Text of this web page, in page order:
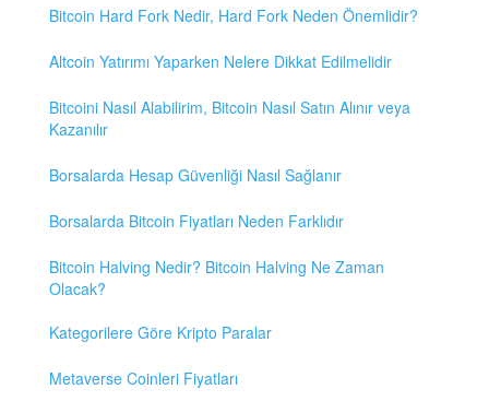
Bitcoin Hard Fork Nedir, Hard Fork Neden Önemlidir?
Altcoin Yatırımı Yaparken Nelere Dikkat Edilmelidir
Bitcoini Nasıl Alabilirim, Bitcoin Nasıl Satın Alınır veya
Kazanılır
Borsalarda Hesap Güvenliği Nasıl Sağlanır
Borsalarda Bitcoin Fiyatları Neden Farklıdır
Bitcoin Halving Nedir? Bitcoin Halving Ne Zaman
Olacak?
Kategorilere Göre Kripto Paralar
Metaverse Coinleri Fiyatları